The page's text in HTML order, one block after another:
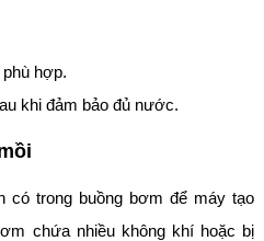
hợp.
khi đảm bảo đủ nước.
trong buồng bơm để máy tạo
chứa nhiều không khí hoặc bị